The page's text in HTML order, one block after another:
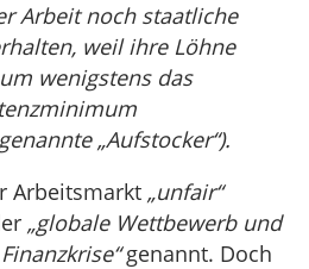
Arbeit noch staatliche
weil ihre Löhne
wenigstens das
„Aufstocker“).
Arbeitsmarkt „unfair“
„globale Wettbewerb und
genannt. Doch